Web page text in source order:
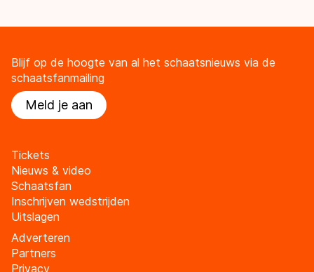
Blijf op de hoogte van al het schaatsnieuws via de
schaatsfanmailing
Meld je aan
Tickets
Nieuws & video
Schaatsfan
Inschrijven wedstrijden
Uitslagen
Adverteren
Partners
Privacy